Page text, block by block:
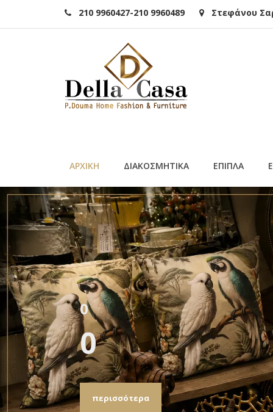
210 9960427-210 9960489 Στεφάνου
ΑΡΧΙΚΗ ΔΙΑΚΟΣΜΗΤΙΚΑ ΕΠΙΠΛΑ
0
0
περισσότερα